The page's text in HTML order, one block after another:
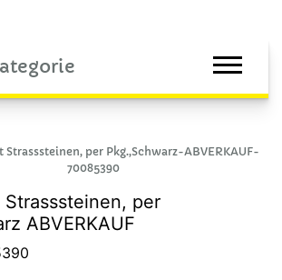
Strasssteinen, per Pkg.,Schwarz-ABVERKAUF-
70085390
Strasssteinen, per
ABVERKAUF